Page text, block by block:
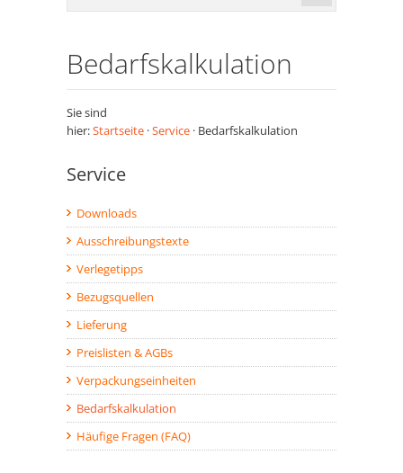
Bedarfskalkulation
Sie sind
hier:Startseite ·Service · Bedarfskalkulation
Service
Downloads
Ausschreibungstexte
Verlegetipps
Bezugsquellen
Lieferung
Preislisten & AGBs
Verpackungseinheiten
Bedarfskalkulation
Häufige Fragen (FAQ)